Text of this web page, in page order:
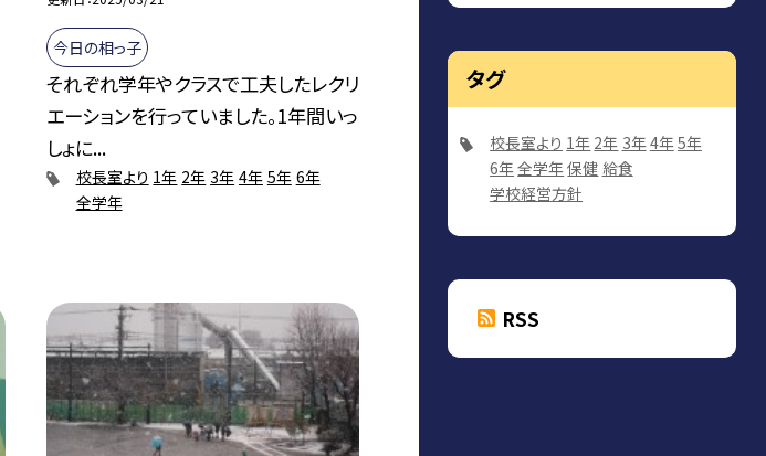
今日の相っ子
それぞれ学年やクラスで工夫したレクリ
エーションを行っていました。1年間いっ
しょに...
校長室より 1年 2年 3年 4年 5年 6年
全学年
タグ
校長室より 1年 2年 3年4年5年
6年全学年保健 給食
学校経営方針
RSS